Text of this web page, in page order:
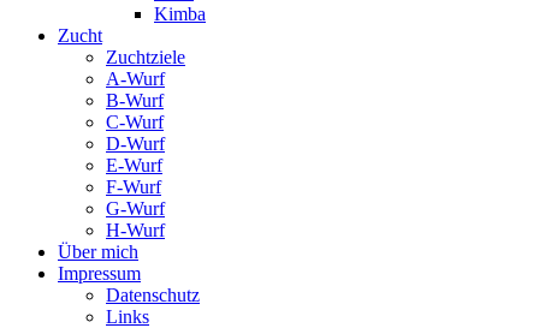
Kimba
Zucht
Zuchtziele
A-Wurf
B-Wurf
C-Wurf
D-Wurf
E-Wurf
F-Wurf
G-Wurf
H-Wurf
Über mich
Impressum
Datenschutz
Links